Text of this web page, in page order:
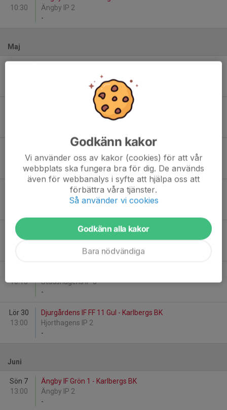
10:30
Ängby IP 2
-
Maj
IF Brommapojkarna F16-16 - Karlbergs BK
Stora Mossens IP 2
10:15
Karlbergs BK - MHFF Vit
Stadshagens IP 3
-
Karlbergs BK - Ekerö IK Blå 3
Stadshagens IP 3
Sön 24
11:15
Djurgårdens IF FF 11 Röd - Karlbergs BK
Hjorthagens IP 2
10:15
Stadshagens IP 3
-
Lör 30
13:00
Djurgårdens IF FF 11 Gul - Karlbergs BK
Hjorthagens IP 2
-
Juni
Sön 7
13:00
Ängby IF Grön 1 - Karlbergs BK
Ängby IP 2
-
Godkänn kakor
Vi använder oss av kakor (cookies) för att vår
webbplats ska fungera bra för dig. De används
även för webbanalys i syfte att hjälpa oss att
förbättra våra tjänster.
Så använder vi cookies
Godkänn alla kakor
Bara nödvändiga